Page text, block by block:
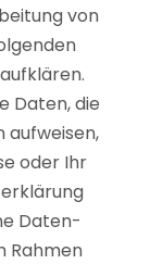
von
Daten, die
aufweisen,
oder Ihr
Daten-
Rahmen